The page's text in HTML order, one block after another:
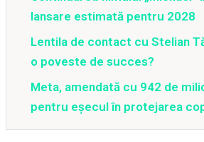
lansare estimată pentru 2028
Lentila de contact cu Stelian
o poveste de succes?
Meta, amendată cu 942 de
pentru eșecul în protejarea